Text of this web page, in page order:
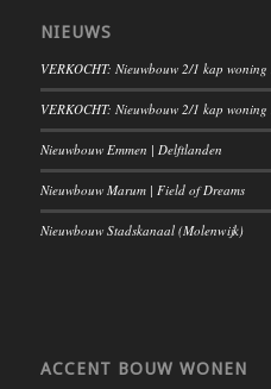
NIEUWS
VERKOCHT: Nieuwbouw 2/1 kap
VERKOCHT: Nieuwbouw 2/1 kap
Nieuwbouw Emmen | Delftlanden
Nieuwbouw Marum | Field of Dreams
Nieuwbouw Stadskanaal (Molenwijk)
ACCENT BOUW WONEN